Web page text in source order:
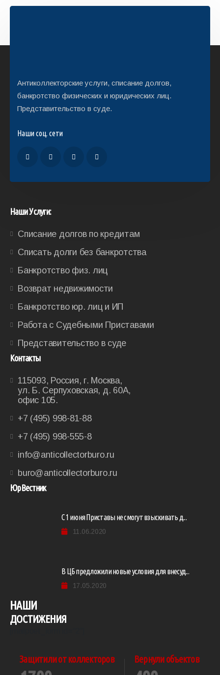
Антиколлекторские услуги, списание долгов,
банкротство физических и юридических лиц.
Представительство в суде.
Наши соц. сети
Наши Услуги:
Списание долгов по кредитам
Списать долги без банкротства
Банкротство физ. лиц
Возврат недвижимости
Банкротство юр. лиц и ИП
Работа с Судебными Приставами
Представительство в суде
Контакты
115093, Россия, г. Москва,
ул. Б. Серпуховская, д. 60А,
офис 105.
+7 (495) 998-81-88
+7 (495) 998-555-8
info@anticollectorburo.ru
buro@anticollectorburo.ru
ЮрВестник
С 1 июня Приставы не смогут взыскивать д...
11.06.2020
В ЦБ предложили новые условия для внесуд...
17.05.2020
НАШИ
ДОСТИЖЕНИЯ
Защитили от коллекторов Вернули объектов